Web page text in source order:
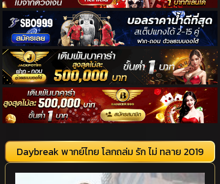
Daybreak พากย์ไทย โลกถล่ม รัก ไม่ ทลาย 2019